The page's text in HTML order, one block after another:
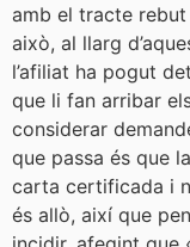
amb el tracte
això, al llarg
l’afiliat ha pogut
que li fan arribar
considerar
que passa és que
carta certificada i
és allò, així que